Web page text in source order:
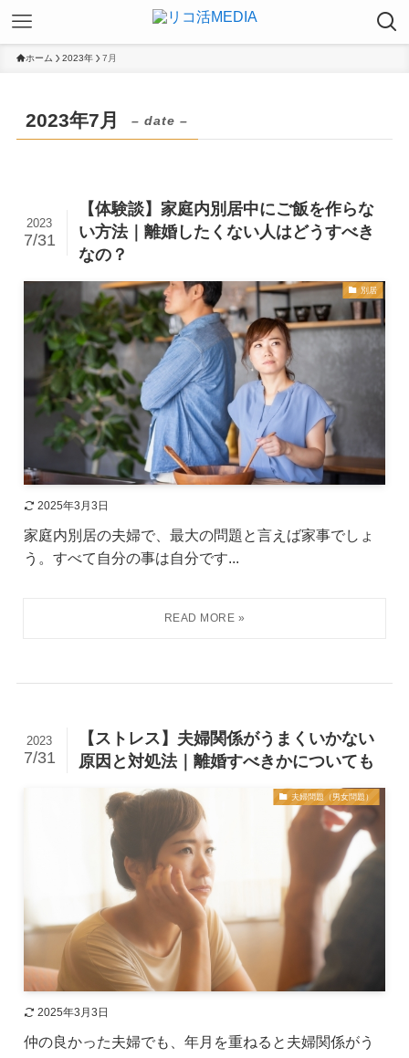
ホーム 2023年 7月
2023年7月 – date –
【体験談】家庭内別居中にご飯を作らな
い方法｜離婚したくない人はどうすべき
なの？
2023
7/31
別居
2025年3月3日
家庭内別居の夫婦で、最大の問題と言えば家事でしょ
う。すべて自分の事は自分です...
【ストレス】夫婦関係がうまくいかない
原因と対処法｜離婚すべきかについても
2023
7/31
夫婦問題（男女問題）
2025年3月3日
仲の良かった夫婦でも、年月を重ねると夫婦関係がう